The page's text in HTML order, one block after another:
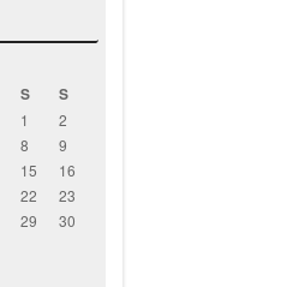
S S
1
2
8
9
15
16
22
23
29
30